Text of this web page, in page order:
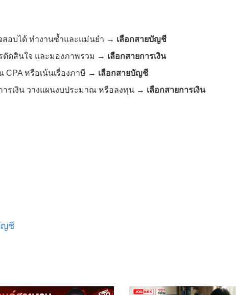
อบได้ ทำงานซ้ำและแม่นยำ → เลือกสายบัญชี
ตัดสินใจ และมองภาพรวม → เลือกสายการเงิน
หรือเน้นเรื่องภาษี → เลือกสายบัญชี
รเงิน วางแผนงบประมาณ หรือลงทุน → เลือกสายการเงิน
ญชี